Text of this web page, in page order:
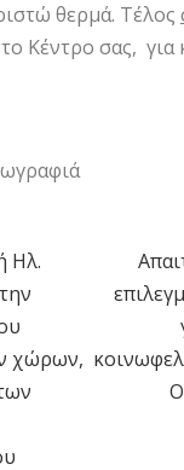
θερμά. Τέλος
Κέντρο σας, για
Ηλ.
χώρων,